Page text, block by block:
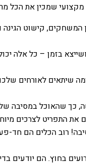
שמכין את הכל
המשחקים, קישוט
בזמן – כל אלה
לאורחים
שהאוכל במסיבה
את התפריט לצרכים
הכלים הם חד-
בחוץ. הם